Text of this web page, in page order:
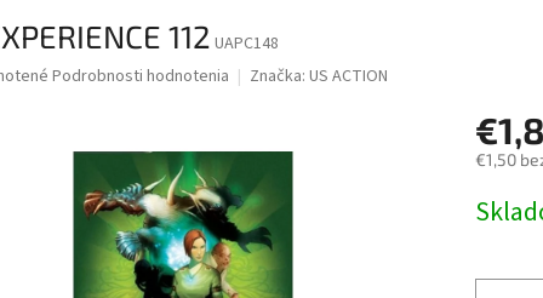
112 UAPC148
Podrobnosti hodnotenia Značka: US ACTION
€1,50
cena: